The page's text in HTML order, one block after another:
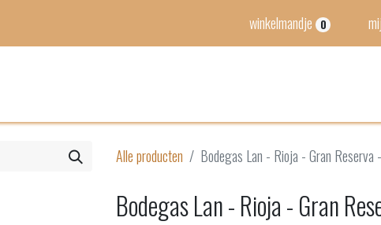
winkelmandje 0
Alle producten Bodegas Lan - Rioja - Gran Reserva
Bodegas Lan - Rioja - Gran